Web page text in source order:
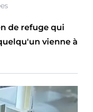
de refuge qui
vienne à